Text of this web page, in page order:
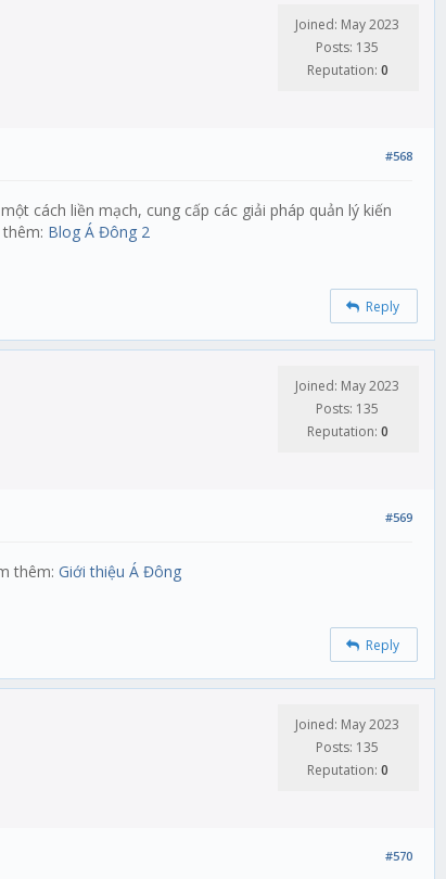
Joined: May 2023
Posts: 135
Reputation: 0
#568
cách liền mạch, cung cấp các giải pháp quản lý kiến
Blog Á Đông 2
Reply
Joined: May 2023
Posts: 135
Reputation: 0
#569
thêm: Giới thiệu Á Đông
Reply
Joined: May 2023
Posts: 135
Reputation: 0
#570